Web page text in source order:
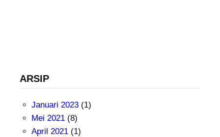
ARSIP
Januari 2023 (1)
Mei 2021 (8)
April 2021 (1)